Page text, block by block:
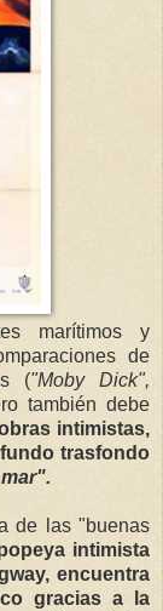
marítimos y
de
("Moby Dick",
también debe
intimistas,
trasfondo
de las "buenas
intimista
encuentra
gracias a la